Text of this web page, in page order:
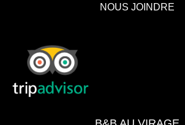
NOUS JOINDRE